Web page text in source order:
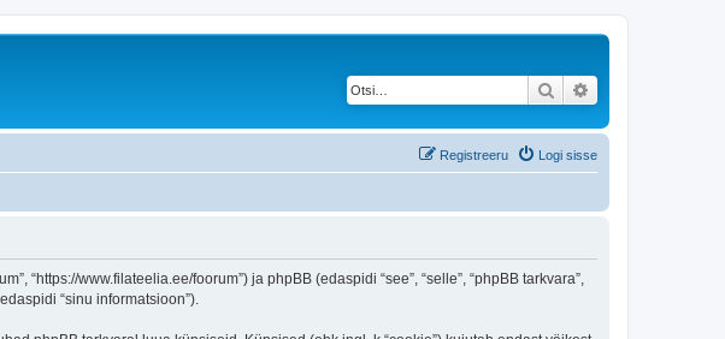
Otsi
Logi sisse
Registreeru
“https://www.filateelia.ee/foorum”) ja phpBB (edaspidi “see”, “selle”, “phpBB tarkvara”,
“sinu informatsioon”).